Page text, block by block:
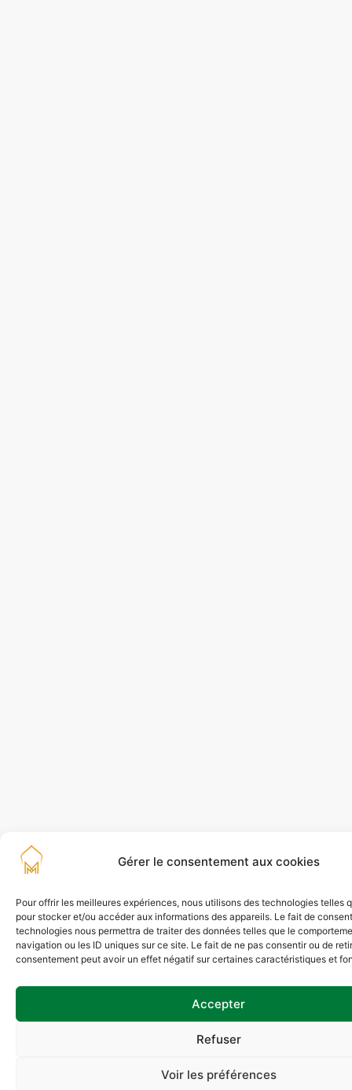
Gérer le consentement aux cookies
Pour offrir les meilleures expériences, nous utilisons des technologies telles
pour stocker et/ou accéder aux informations des appareils. Le fait de
technologies nous permettra de traiter des données telles que le
navigation ou les ID uniques sur ce site. Le fait de ne pas consentir ou de
consentement peut avoir un effet négatif sur certaines caractéristiques et
Accepter
Refuser
Voir les préférences